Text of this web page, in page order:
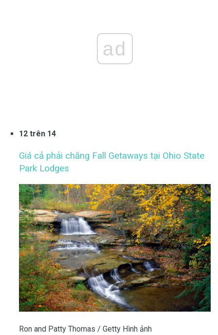
ad
12 trên 14
Giá cả phải chăng Fall Getaways tại Ohio State
Park Lodges
Ron and Patty Thomas / Getty Hình ảnh